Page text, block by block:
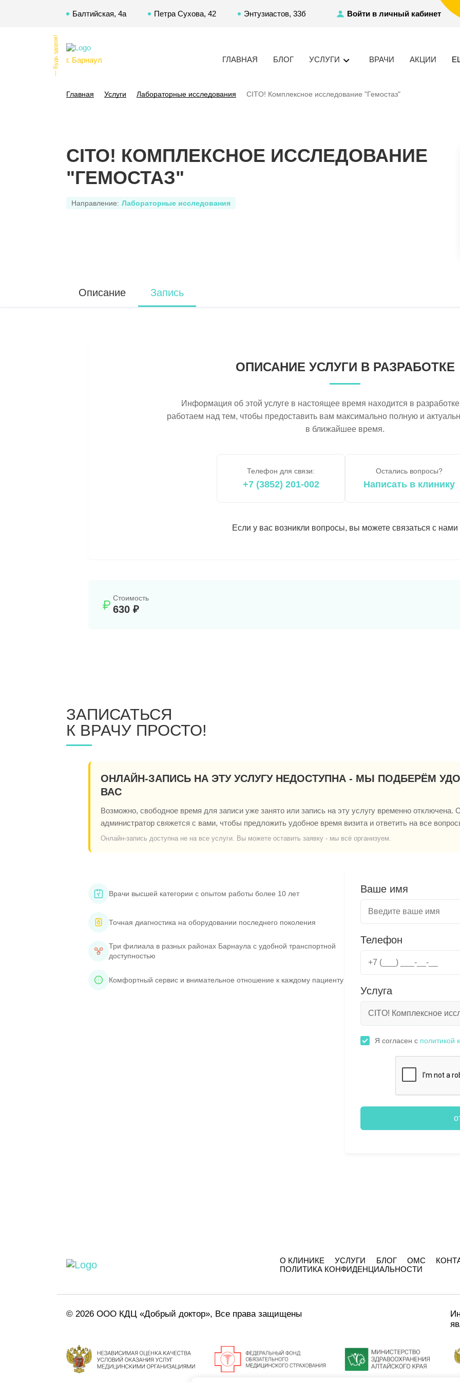
— Будь здоров! г. Барнаул ГЛАВНАЯ БЛОГ УСЛУГИ ВРАЧИ АКЦИИ
Балтийская, 4а Петра Сухова, 42 Энтузиастов, 33б Войти в личный кабинет
Главная Услуги Лабораторные исследования CITO! Комплексное исследование "Гемостаз"
CITO! КОМПЛЕКСНОЕ ИССЛЕДОВАНИЕ
"ГЕМОСТАЗ"
Направление: Лабораторные исследования
Описание Запись
ОПИСАНИЕ УСЛУГИ В РАЗРАБОТКЕ
Информация об этой услуге в настоящее время находится в
работаем над тем, чтобы предоставить вам максимально полную и
в ближайшее время.
Телефон для связи:
+7 (3852) 201-002
Остались вопросы?
Написать в клинику
Если у вас возникли вопросы, вы можете связаться с нами
Стоимость
630 ₽
ЗАПИСАТЬСЯ
К ВРАЧУ ПРОСТО!
ОНЛАЙН-ЗАПИСЬ НА ЭТУ УСЛУГУ НЕДОСТУПНА - МЫ ПОДБЕРЁМ
ВАС
Возможно, свободное время для записи уже занято или запись на эту услугу временно отключена.
администратор свяжется с вами, чтобы предложить удобное время визита и ответить на все
Онлайн-запись доступна не на все услуги. Вы можете оставить заявку - мы всё организуем.
Врачи высшей категории с опытом работы более 10 лет
Точная диагностика на оборудовании последнего поколения
Три филиала в разных районах Барнаула с удобной транспортной
доступностью
Комфортный сервис и внимательное отношение к каждому пациенту
Ваше имя
Телефон
Услуга
Я согласен с политикой
О КЛИНИКЕ УСЛУГИ БЛОГ ОМС
ПОЛИТИКА КОНФИДЕНЦИАЛЬНОСТИ
© 2026 ООО КДЦ «Добрый доктор», Все права защищены